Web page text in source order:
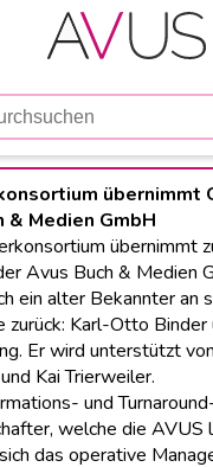
übernimmt
& Medien GmbH
übernimmt
Avus Buch & Medien
ein alter Bekannter an
Karl-Otto Binder
Er wird unterstützt
Kai Trierweiler.
und
welche die
das operative